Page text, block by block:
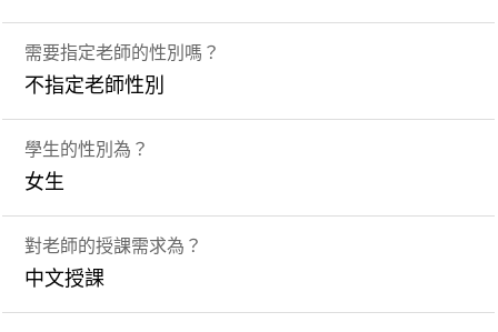
需要指定老師的性別嗎？
不指定老師性別
學生的性別為？
女生
對老師的授課需求為？
中文授課